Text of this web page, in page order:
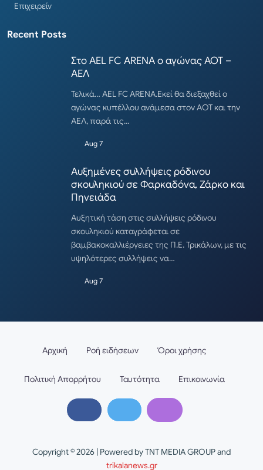
Επιχειρείν
Recent Posts
Στο AEL FC ARENA ο αγώνας ΑΟΤ –
ΑΕΛ
Τελικά… AEL FC ARENA.Εκεί θα διεξαχθεί ο
αγώνας κυπέλλου ανάμεσα στον ΑΟΤ και την
ΑΕΛ, παρά τις…
Aug 7
Αυξημένες συλλήψεις ρόδινου
σκουληκιού σε Φαρκαδόνα, Ζάρκο και
Πηνειάδα
Αυξητική τάση στις συλλήψεις ρόδινου
σκουληκιού καταγράφεται σε
βαμβακοκαλλιέργειες της Π.Ε. Τρικάλων, με τις
υψηλότερες συλλήψεις να…
Aug 7
Copyright © 2026 | Powered by TNT MEDIA GROUP and
trikalanews.gr
Αρχική Ροή ειδήσεων Όροι χρήσης
Πολιτική Απορρήτου Ταυτότητα Επικοινωνία